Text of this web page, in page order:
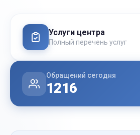
Услуги центра
Полный перечень услуг
Обращений сегодня
1216